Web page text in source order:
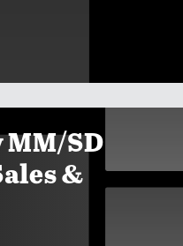
MM/SD
&